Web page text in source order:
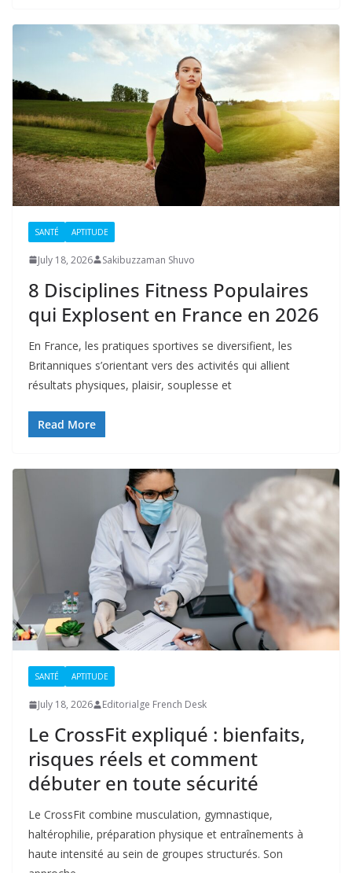
SANTÉ APTITUDE
July 18, 2026 Sakibuzzaman Shuvo
8 Disciplines Fitness Populaires
qui Explosent en France en 2026
En France, les pratiques sportives se diversifient, les
Britanniques s’orientant vers des activités qui allient
résultats physiques, plaisir, souplesse et
Read More
SANTÉ APTITUDE
July 18, 2026 Editorialge French Desk
Le CrossFit expliqué : bienfaits,
risques réels et comment
débuter en toute sécurité
Le CrossFit combine musculation, gymnastique,
haltérophilie, préparation physique et entraînements à
haute intensité au sein de groupes structurés. Son